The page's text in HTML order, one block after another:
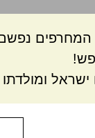
המחרפים
ומולדתו